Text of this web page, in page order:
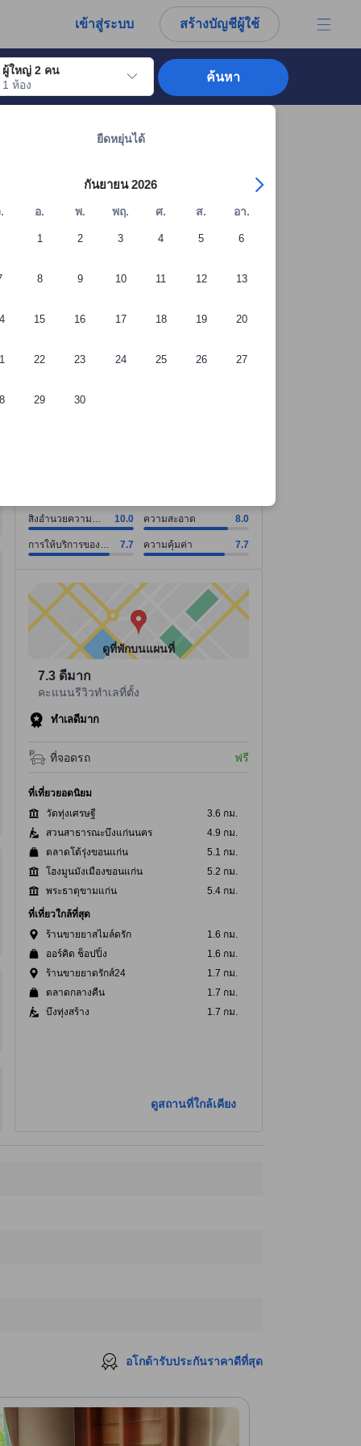
เข้าสู่ระบบ สร้างบัญชีผู้ใช้
ผู้ใหญ่ 2 คน
1 ห้อง
งวันเช็คอินที่ต้องการ ให้กดปุ่ม Enter เพื่อเลือกวันเช็คอินดังกล่าว ทำซ้ำขั้นตอ
ยืดหยุ่นได้
กันยายน 2026
อ. พ. พฤ. ศ. ส. อา.
1 2 3 4 5 6
8 9 10 11 12 13
15 16 17 18 19 20
22 23 24 25 26 27
29 30
ค้นหา
สิ่งอำนวยความ
สะดวก
10.0 ความสะอาด 8.0
การให้บริการของ
พนักงาน
7.7 ความคุ้มค่า 7.7
ดูที่พักบนแผนที่
7.3 ดีมาก
คะแนนรีวิวทำเลที่ตั้ง
ทำเลดีมาก
ที่จอดรถ ฟรี
ที่เที่ยวยอดนิยม
วัดทุ่งเศรษฐี
3.6 กม.
สวนสาธารณะบึงแก่นนคร
4.9 กม.
ตลาดโต้รุ่งขอนแก่น
5.1 กม.
โฮงมูนมังเมืองขอนแก่น
5.2 กม.
พระธาตุขามแก่น
5.4 กม.
ที่เที่ยวใกล้ที่สุด
ร้านขายยาสไมล์ดรัก
1.6 กม.
ออร์คิด ช็อปปิ้ง
1.6 กม.
ร้านขายยาดรักส์24
1.7 กม.
ตลาดกลางคืน
1.7 กม.
บึงทุ่งสร้าง
1.7 กม.
ดูสถานที่ใกล้เคียง
อโกด้ารับประกันราคาดีที่สุด